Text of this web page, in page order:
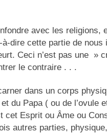
avec les religions,
à-dire cette partie de
Ceci n’est pas une »
le contraire . . .
dans un corps
du Papa ( ou de l’ovule
cet Esprit ou Âme ou
autres parties,